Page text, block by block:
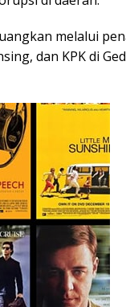
melalui
dan KPK di